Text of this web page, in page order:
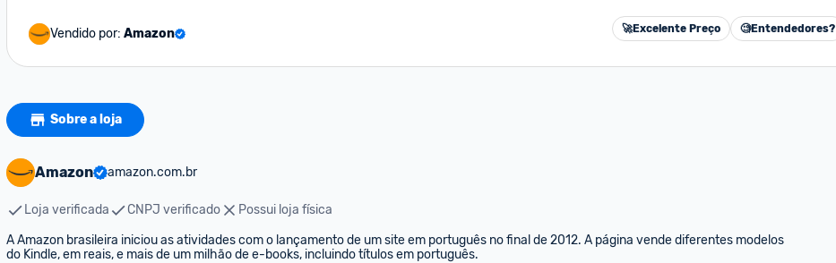
Vendido por: Amazon 🚀Excelente Preço 🧐Entendedores?
Sobre a loja
Amazon amazon.com.br
Loja verificada CNPJ verificado
Possui loja física
A Amazon brasileira iniciou as atividades com o lançamento de um site em português no final de 2012. A página vende diferentes modelos
do Kindle, em reais, e mais de um milhão de e-books, incluindo títulos em português.